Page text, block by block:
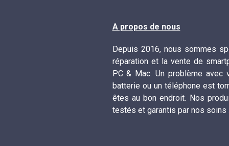
A propos de nous
Depuis 2016, nous sommes
réparation et la vente de
PC & Mac. Un problème avec
batterie ou un téléphone est
êtes au bon endroit. Nos
testés et garantis par nos soins .